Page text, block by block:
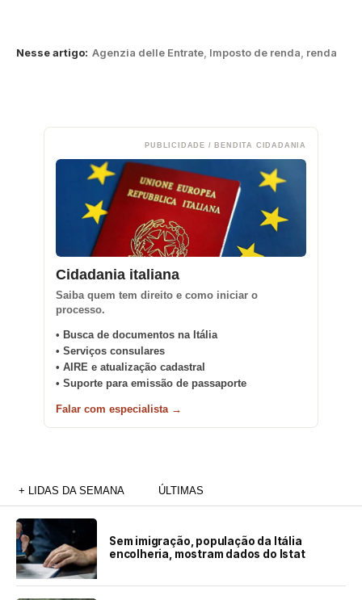
Nesse artigo: Agenzia delle Entrate Imposto de renda renda
PUBLICIDADE / BENDITA CIDADANIA
Cidadania italiana
Saiba quem tem direito e como iniciar o
processo.
• Busca de documentos na Itália
• Serviços consulares
• AIRE e atualização cadastral
• Suporte para emissão de passaporte
Falar com especialista →
+ LIDAS DA SEMANA ÚLTIMAS
Sem imigração, população da Itália
encolheria, mostram dados do Istat